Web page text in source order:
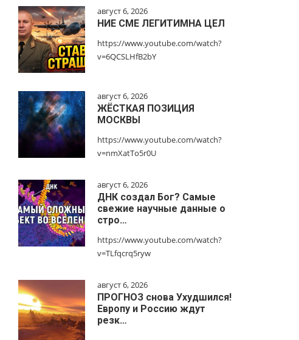
август 6, 2026
НИЕ СМЕ ЛЕГИТИМНА ЦЕЛ
https://www.youtube.com/watch?
v=6QCSLHfB2bY
август 6, 2026
ЖЁСТКАЯ ПОЗИЦИЯ
МОСКВЫ
https://www.youtube.com/watch?
v=nmXatTo5r0U
август 6, 2026
ДНК создал Бог? Самые
свежие научные данные о
стро…
https://www.youtube.com/watch?
v=TLfqcrq5ryw
август 6, 2026
ПРОГНОЗ снова Ухудшился!
Европу и Россию ждут
резк…